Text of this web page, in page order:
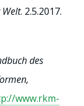
. 2.5.2017.
des
www.rkm-